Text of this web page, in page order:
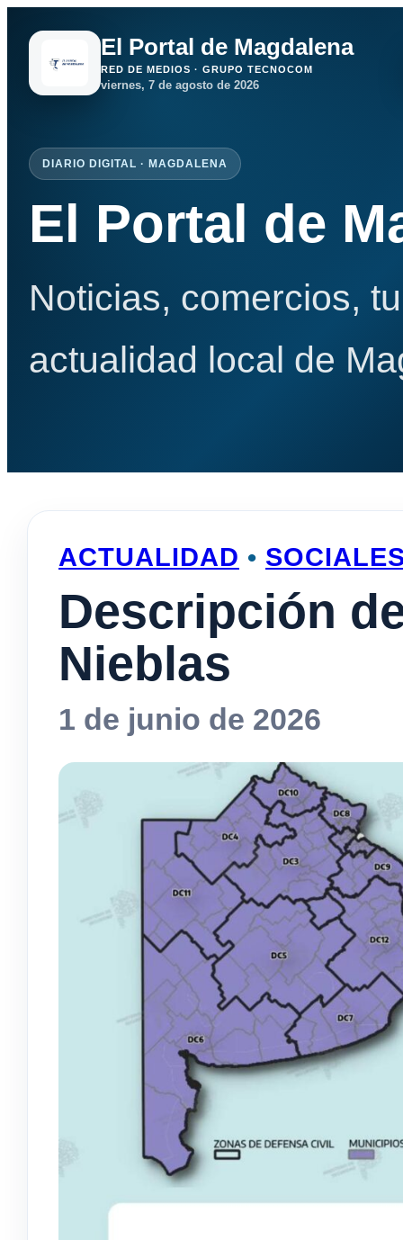
El Portal de Magdalena
RED DE MEDIOS · GRUPO TECNOCOM
viernes, 7 de agosto de 2026
DIARIO DIGITAL · MAGDALENA
El Portal de
Noticias, comercios,
actualidad local de
ACTUALIDAD •
Descripción
Nieblas
1 de junio de 2026